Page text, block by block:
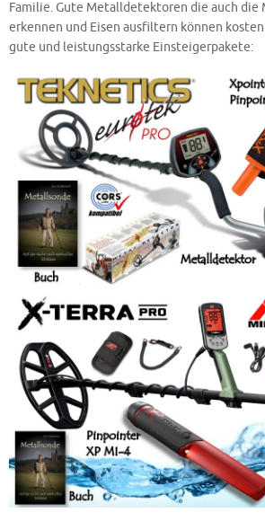
Familie. Gute Metalldetektoren die auch die
erkennen und Eisen ausfiltern können
gute und leistungsstarke Einsteigerpakete: